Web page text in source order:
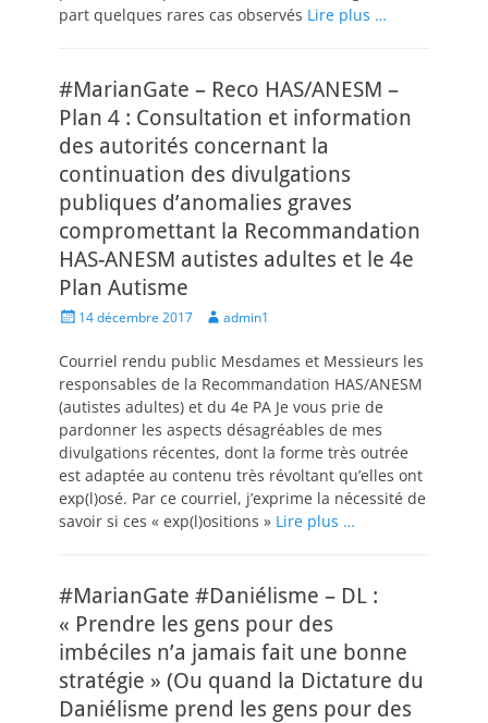
part quelques rares cas observés Lire plus …
#MarianGate – Reco HAS/ANESM –
Plan 4 : Consultation et information
des autorités concernant la
continuation des divulgations
publiques d’anomalies graves
compromettant la Recommandation
HAS-ANESM autistes adultes et le 4e
Plan Autisme
Posted14 décembre 2017 Author
admin1
Courriel rendu public Mesdames et Messieurs les
responsables de la Recommandation HAS/ANESM
(autistes adultes) et du 4e PA Je vous prie de
pardonner les aspects désagréables de mes
divulgations récentes, dont la forme très outrée
est adaptée au contenu très révoltant qu’elles ont
exp(l)osé. Par ce courriel, j’exprime la nécessité de
savoir si ces « exp(l)ositions » Lire plus …
#MarianGate #Daniélisme – DL :
« Prendre les gens pour des
imbéciles n’a jamais fait une bonne
stratégie » (Ou quand la Dictature du
Daniélisme prend les gens pour des